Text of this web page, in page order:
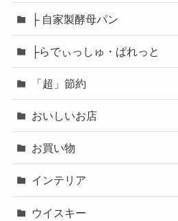
├ 自家製酵母パン
├らでぃっしゅ・ぱれっと
「超」節約
おいしいお店
お買い物
インテリア
ウイスキー